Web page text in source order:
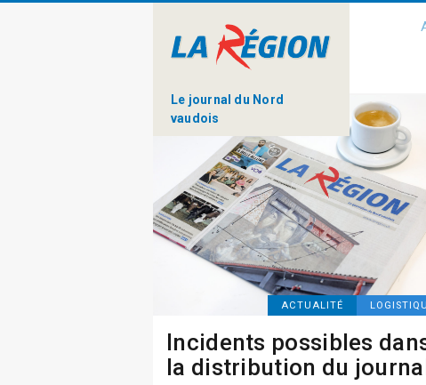
Le journal du Nord
vaudois
ACTUALITÉ
Incidents possibles
la distribution du